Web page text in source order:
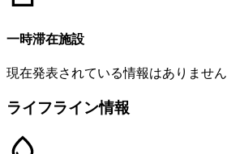
一時滞在施設
現在発表されている情報はありません
ライフライン情報